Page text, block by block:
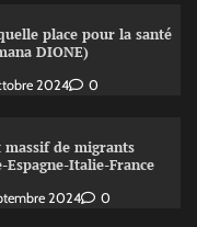
place pour la santé
DIONE)
2024 0
de migrants
Espagne-Italie-France
2024 0